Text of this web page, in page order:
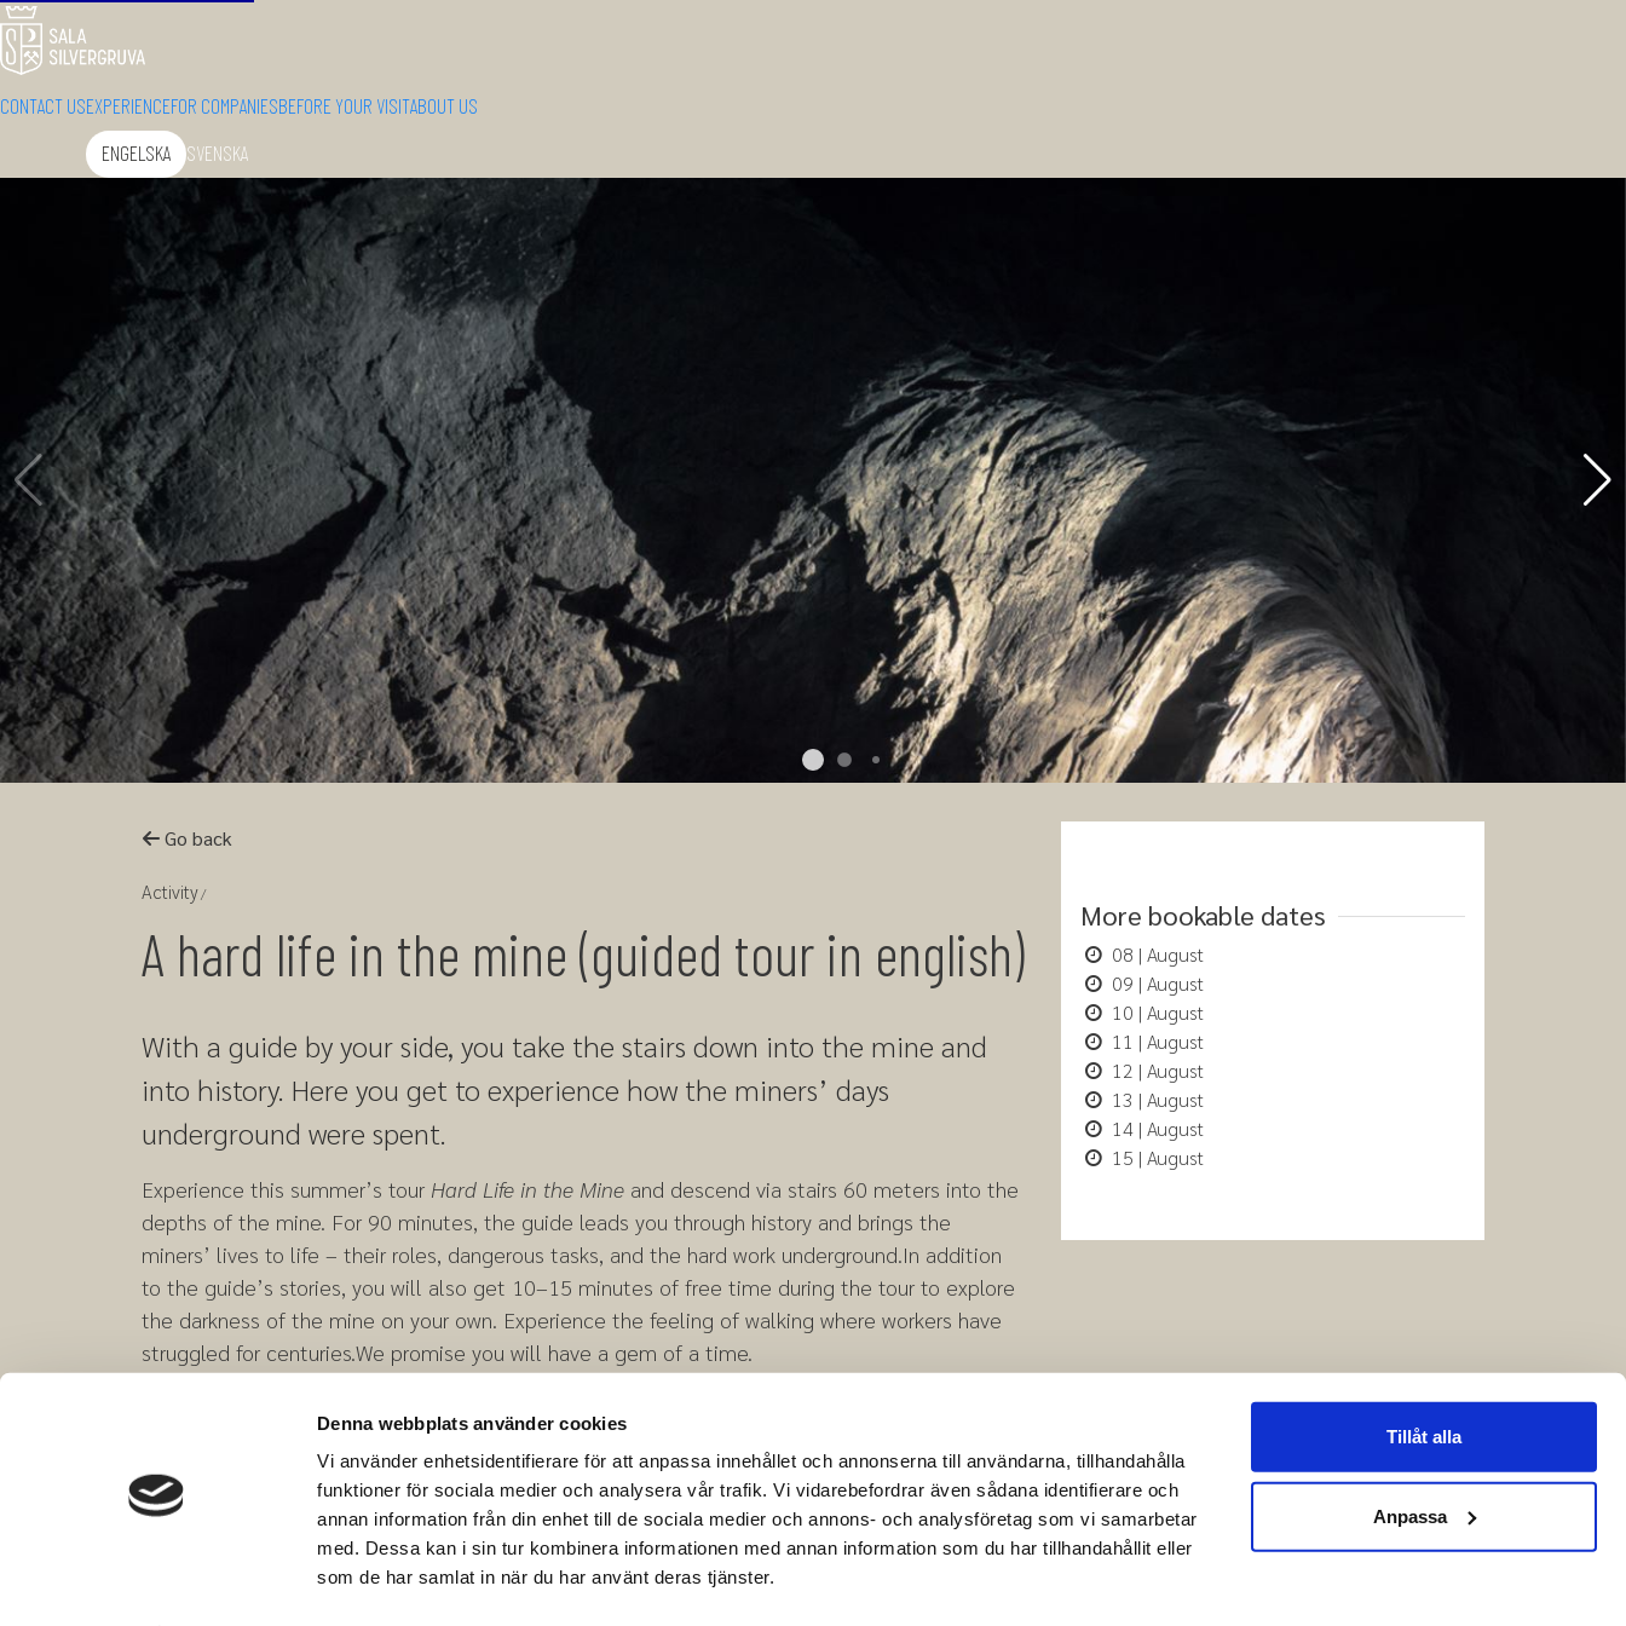
Denna webbplats använder cookies
Vi använder enhetsidentifierare för att anpassa innehållet och annonserna till användarna, tillhandahålla
funktioner för sociala medier och analysera vår trafik. Vi vidarebefordrar även sådana identifierare och
annan information från din enhet till de sociala medier och annons- och analysföretag som vi samarbetar
med. Dessa kan i sin tur kombinera informationen med annan information som du har tillhandahållit eller
som de har samlat in när du har använt deras tjänster.
Tillåt alla
Anpassa
CONTACT USEXPERIENCEFOR COMPANIESBEFORE YOUR VISITABOUT US
Change language:
ENGELSKA SVENSKA
Go back
Activity
A hard life in the mine (guided tour in english)
With a guide by your side, you take the stairs down into the mine and
into history. Here you get to experience how the miners’ days
underground were spent.
Experience this summer’s tour Hard Life in the Mine and descend via stairs 60 meters into the
depths of the mine. For 90 minutes, the guide leads you through history and brings the
miners’ lives to life – their roles, dangerous tasks, and the hard work underground.In addition
to the guide’s stories, you will also get 10–15 minutes of free time during the tour to explore
the darkness of the mine on your own. Experience the feeling of walking where workers have
struggled for centuries.We promise you will have a gem of a time.
More bookable dates
08 | August
09 | August
10 | August
11 | August
12 | August
13 | August
14 | August
15 | August